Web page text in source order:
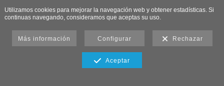
Utilizamos cookies para mejorar la navegación web y obtener estadísticas. Si
continuas navegando, consideramos que aceptas su uso.
Más información Configurar Rechazar
Aceptar